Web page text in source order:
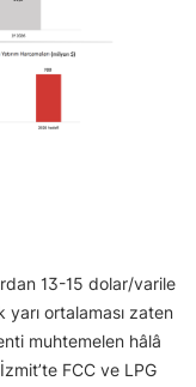
13-15 dolar/varile
ortalaması zaten
muhtemelen hâlâ
FCC ve LPG